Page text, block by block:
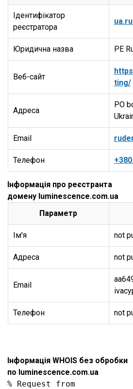
Ідентифікатор
реєстратора
Юридична назва PE
Веб-сайт
ting/
Адреса
PO
Email
Телефон
Інформація про реєстранта
домену luminescence.com.ua
Параметр
Ім'я not
Адреса not
Email
Телефон not
Інформація WHOIS без обробки
по luminescence.com.ua
% Request from